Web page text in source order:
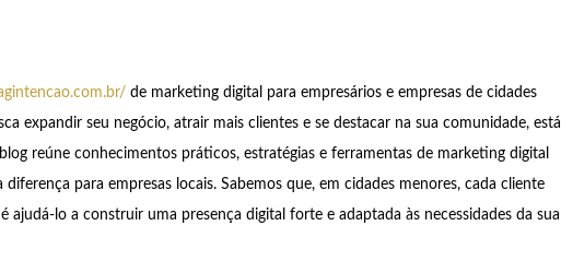
de marketing digital para empresários e empresas de cidades
expandir seu negócio, atrair mais clientes e se destacar na sua comunidade, está
reúne conhecimentos práticos, estratégias e ferramentas de marketing digital
para empresas locais. Sabemos que, em cidades menores, cada cliente
ajudá-lo a construir uma presença digital forte e adaptada às necessidades da sua